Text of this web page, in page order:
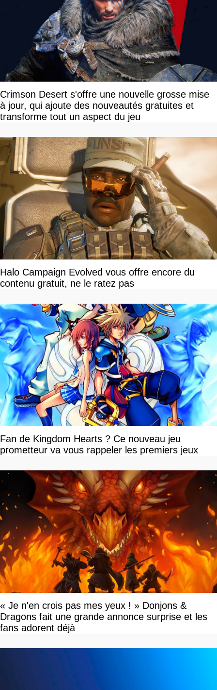
Crimson Desert s'offre une nouvelle grosse mise
à jour, qui ajoute des nouveautés gratuites et
transforme tout un aspect du jeu
Halo Campaign Evolved vous offre encore du
contenu gratuit, ne le ratez pas
Fan de Kingdom Hearts ? Ce nouveau jeu
prometteur va vous rappeler les premiers jeux
« Je n'en crois pas mes yeux ! » Donjons &
Dragons fait une grande annonce surprise et les
fans adorent déjà